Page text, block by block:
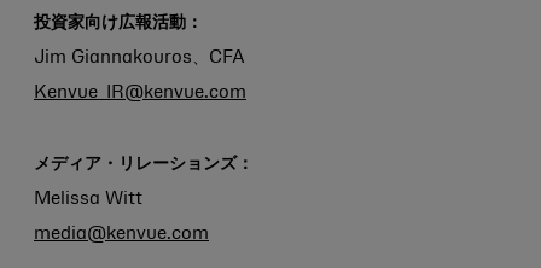
投資家向け広報活動：
Jim Giannakouros、CFA
Kenvue_IR@kenvue.com
メディア・リレーションズ：
Melissa Witt
media@kenvue.com